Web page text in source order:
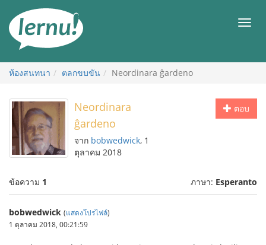
สารบัญ
เมนู
ห้องสนทนา ตลกขบขัน Neordinara ĝardeno
ตอบ
Neordinara
ĝardeno
จาก bobwedwick, 1
ตุลาคม 2018
ข้อความ 1 ภาษา: Esperanto
bobwedwick (แสดงโปรไฟล์)
1 ตุลาคม 2018, 00:21:59